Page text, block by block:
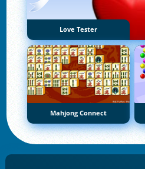
Love Tester
Mahjong Connect